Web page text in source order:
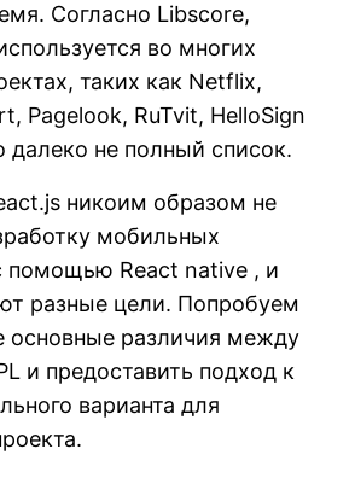
Согласно Libscore,
во многих
таких как Netflix,
Pagelook, RuTvit, HelloSign
далеко не полный список.
никоим образом не
мобильных
помощью React native , и
разные цели. Попробуем
основные различия между
и предоставить подход к
варианта для